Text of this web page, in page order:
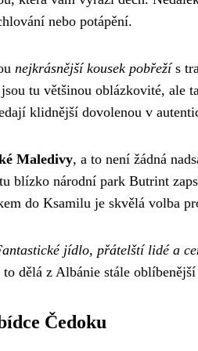
nebo potápění.
nejkrásnější kousek pobřežís
tu většinou oblázkovité, ale
klidnější dovolenou v
Maledivy, a to není žádná
blízko národní park Butrint
do Ksamilu je skvělá volba
jídlo, přátelští lidé a
dělá z Albánie stále
Čedoku